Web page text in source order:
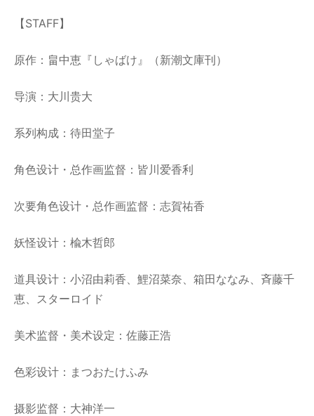
【STAFF】
原作：畠中恵『しゃばけ』（新潮文庫刊）
导演：大川贵大
系列构成：待田堂子
角色设计・总作画监督：皆川爱香利
次要角色设计・总作画监督：志賀祐香
妖怪设计：楡木哲郎
道具设计：小沼由莉香、鯉沼菜奈、箱田ななみ、斉藤千
恵、スターロイド
美术监督・美术设定：佐藤正浩
色彩设计：まつおたけふみ
摄影监督：大神洋一